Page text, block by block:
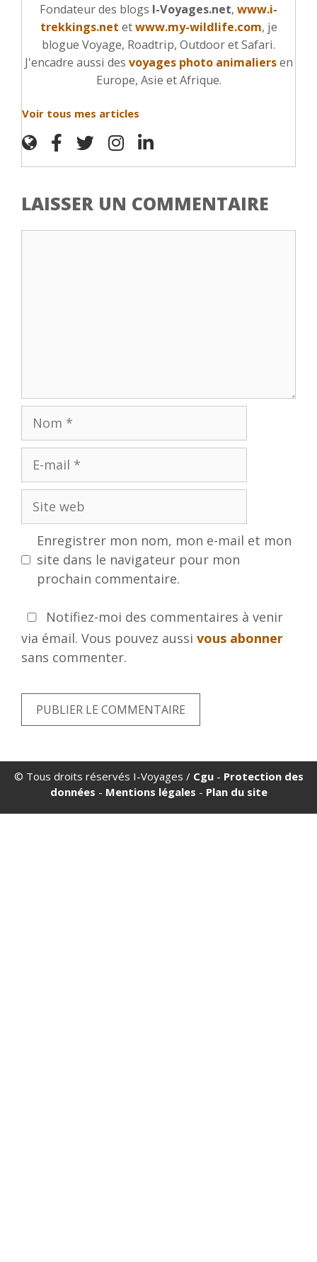
Fondateur des blogs I-Voyages.net, www.i-
trekkings.net etwww.my-wildlife.com, je
blogue Voyage, Roadtrip, Outdoor et Safari.
J'encadre aussi des voyages photo animaliersen
Europe, Asie et Afrique.
Voir tous mes articles
LAISSER UN COMMENTAIRE
Nom
mail
Site
web
Enregistrer mon nom, mon e-mail et mon
site dans le navigateur pour mon
prochain commentaire.
Notifiez-moi des commentaires à venir
via émail. Vous pouvez aussi vous abonner
sans commenter.
© Tous droits réservés I-Voyages / Cgu- Protection des
données - Mentions légales - Plan du site